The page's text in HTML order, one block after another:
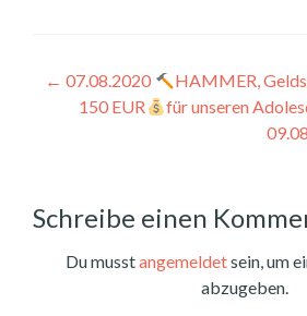
← 07.08.2020
HAMMER,
150 EUR
für unseren
Schreibe einen
Du musstangemeldetsein, um
abzugeben.